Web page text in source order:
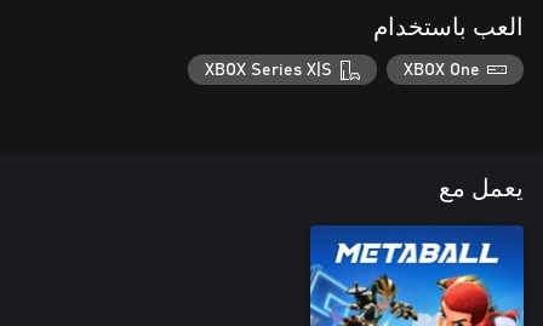
العب باستخدام
XBOX One
XBOX Series X|S
يعمل مع